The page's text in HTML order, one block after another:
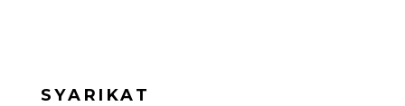
SYARIKAT